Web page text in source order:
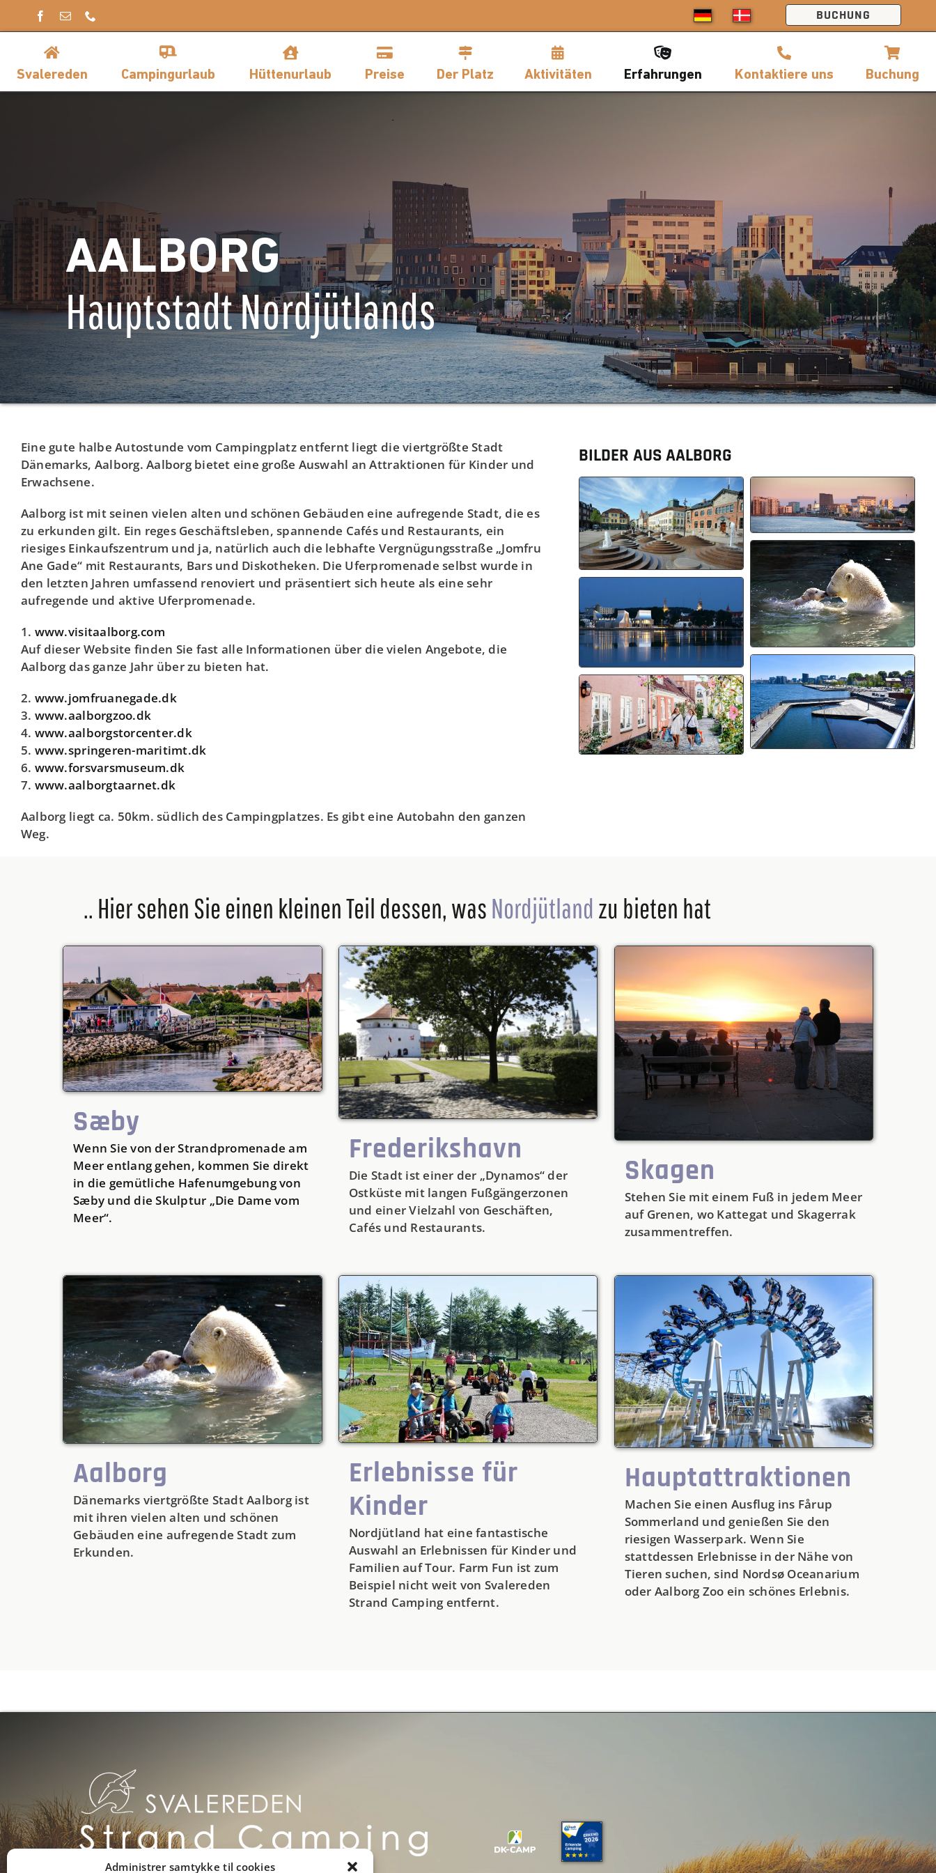
Administrer samtykke til cookies
BUCHUNG
Svalereden Campingurlaub Hüttenurlaub Preise Der Platz Aktivitäten Erfahrungen Kontaktiere uns Buchung
AALBORG
Hauptstadt Nordjütlands
Eine gute halbe Autostunde vom Campingplatz entfernt liegt die viertgrößte Stadt
Dänemarks, Aalborg. Aalborg bietet eine große Auswahl an Attraktionen für Kinder und
Erwachsene.
Aalborg ist mit seinen vielen alten und schönen Gebäuden eine aufregende Stadt, die es
zu erkunden gilt. Ein reges Geschäftsleben, spannende Cafés und Restaurants, ein
riesiges Einkaufszentrum und ja, natürlich auch die lebhafte Vergnügungsstraße „Jomfru
Ane Gade“ mit Restaurants, Bars und Diskotheken. Die Uferpromenade selbst wurde in
den letzten Jahren umfassend renoviert und präsentiert sich heute als eine sehr
aufregende und aktive Uferpromenade.
1. www.visitaalborg.com
Auf dieser Website finden Sie fast alle Informationen über die vielen Angebote, die
Aalborg das ganze Jahr über zu bieten hat.
2. www.jomfruanegade.dk
3. www.aalborgzoo.dk
4. www.aalborgstorcenter.dk
5. www.springeren-maritimt.dk
6. www.forsvarsmuseum.dk
7. www.aalborgtaarnet.dk
Aalborg liegt ca. 50km. südlich des Campingplatzes. Es gibt eine Autobahn den ganzen
Weg.
BILDER AUS AALBORG
.. Hier sehen Sie einen kleinen Teil dessen, wasNordjütland zu bieten hat
Sæby
Wenn Sie von der Strandpromenade am
Meer entlang gehen, kommen Sie direkt
in die gemütliche Hafenumgebung von
Sæby und die Skulptur „Die Dame vom
Meer“.
Frederikshavn
Die Stadt ist einer der „Dynamos“ der
Ostküste mit langen Fußgängerzonen
und einer Vielzahl von Geschäften,
Cafés und Restaurants.
Skagen
Stehen Sie mit einem Fuß in jedem Meer
auf Grenen, wo Kattegat und Skagerrak
zusammentreffen.
Aalborg
Dänemarks viertgrößte Stadt Aalborg ist
mit ihren vielen alten und schönen
Gebäuden eine aufregende Stadt zum
Erkunden.
Erlebnisse für
Kinder
Nordjütland hat eine fantastische
Auswahl an Erlebnissen für Kinder und
Familien auf Tour. Farm Fun ist zum
Beispiel nicht weit von Svalereden
Strand Camping entfernt.
Hauptattraktionen
Machen Sie einen Ausflug ins Fårup
Sommerland und genießen Sie den
riesigen Wasserpark. Wenn Sie
stattdessen Erlebnisse in der Nähe von
Tieren suchen, sind Nordsø Oceanarium
oder Aalborg Zoo ein schönes Erlebnis.